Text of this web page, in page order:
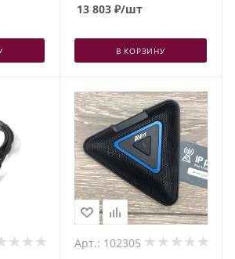
13 803₽/шт
В КОРЗИНУ
Арт.: 102305